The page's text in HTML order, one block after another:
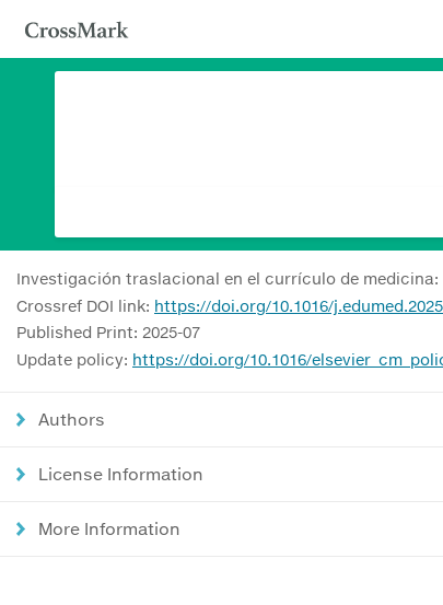
Investigación traslacional en el currículo de
Crossref DOI link: https://doi.org/10.1016/
Published Print: 2025-07
Update policy: https://doi.org/10.1016/
Authors
License Information
More Information